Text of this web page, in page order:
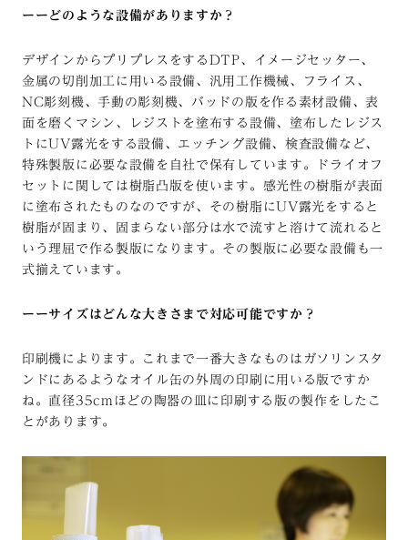
ーーどのような設備がありますか？
デザインからプリプレスをするDTP、イメージセッター、
金属の切削加工に用いる設備、汎用工作機械、フライス、
NC彫刻機、手動の彫刻機、バッドの版を作る素材設備、表
面を磨くマシン、レジストを塗布する設備、塗布したレジス
トにUV露光をする設備、エッチング設備、検査設備など、
特殊製版に必要な設備を自社で保有しています。ドライオフ
セットに関しては樹脂凸版を使います。感光性の樹脂が表面
に塗布されたものなのですが、その樹脂にUV露光をすると
樹脂が固まり、固まらない部分は水で流すと溶けて流れると
いう理屈で作る製版になります。その製版に必要な設備も一
式揃えています。
ーーサイズはどんな大きさまで対応可能ですか？
印刷機によります。これまで一番大きなものはガソリンスタ
ンドにあるようなオイル缶の外周の印刷に用いる版ですか
ね。直径35cmほどの陶器の皿に印刷する版の製作をしたこ
とがあります。